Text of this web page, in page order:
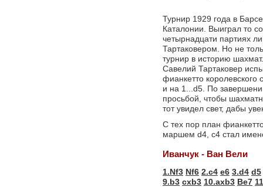
Турнир 1929 года в
Каталонии. Выиграл то
четырнадцати партиях
Тартаковером. Но не
турнир в историю
Савелий Тартаковер
фианкетто
и на 1...d5. По
просьбой, чтобы
тот увидел свет, дабы
С тех пор план
маршем d4, c4 стал
Иванчук - Ван Вели
1.Nf3 Nf6 2.c4 e6 3.d4 d5
9.b3 cxb3 10.axb3 Be7